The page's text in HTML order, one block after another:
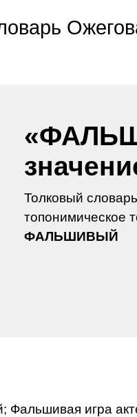
Толковый
топонимическое
ФАЛЬШИВЫЙ
Фальшивая игра